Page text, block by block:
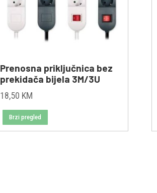
Prenosna priključnica bez
prekidača bijela 3M/3U
18,50 KM
Brzi pregled